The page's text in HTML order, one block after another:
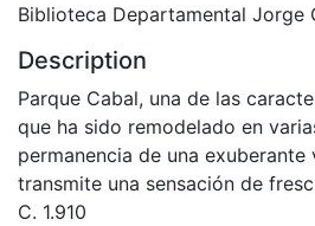
Biblioteca Departamental Jorge
Description
Parque Cabal, una de las
que ha sido remodelado en
permanencia de una
transmite una sensación de
C. 1.910